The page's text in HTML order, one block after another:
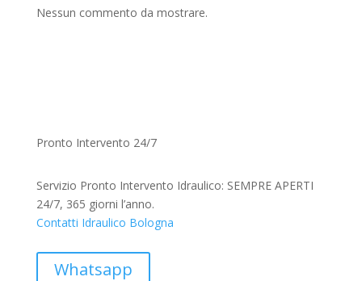
Nessun commento da mostrare.
Pronto Intervento 24/7
Servizio Pronto Intervento Idraulico: SEMPRE APERTI
24/7, 365 giorni l’anno.
Contatti Idraulico Bologna
Whatsapp